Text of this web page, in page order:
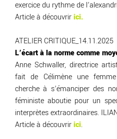
exercice du rythme de
Article à découvririci.
ATELIER CRITIQUE_14.11.2025
L’écart à la norme comme
Anne Schwaller, directrice
fait de Célimène une
cherche à s’émanciper des
féministe aboutie pour un
interprètes extraordinaires.
Article à découvririci.